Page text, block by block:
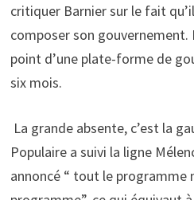
critiquer Barnier sur le fait
composer son gouvernement.
point d’une plate-forme de
six mois.
La grande absente, c’est la
Populaire a suivi la ligne
annoncé “ tout le programme